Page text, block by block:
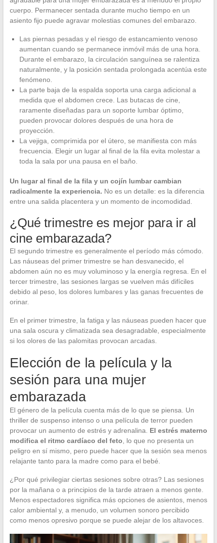
cuerpo. Permanecer sentada durante mucho tiempo en un
asiento fijo puede agravar molestias comunes del embarazo.
Las piernas pesadas y el riesgo de estancamiento venoso
aumentan cuando se permanece inmóvil más de una hora.
Durante el embarazo, la circulación sanguínea se ralentiza
naturalmente, y la posición sentada prolongada acentúa este
fenómeno.
La parte baja de la espalda soporta una carga adicional a
medida que el abdomen crece. Las butacas de cine,
raramente diseñadas para un soporte lumbar óptimo,
pueden provocar dolores después de una hora de
proyección.
La vejiga, comprimida por el útero, se manifiesta con más
frecuencia. Elegir un lugar al final de la fila evita molestar a
toda la sala por una pausa en el baño.
Un lugar al final de la fila y un cojín lumbar cambian
radicalmente la experiencia. No es un detalle: es la diferencia
entre una salida placentera y un momento de incomodidad.
¿Qué trimestre es mejor para ir al
cine embarazada?
El segundo trimestre es generalmente el período más cómodo.
Las náuseas del primer trimestre se han desvanecido, el
abdomen aún no es muy voluminoso y la energía regresa. En el
tercer trimestre, las sesiones largas se vuelven más difíciles
debido al peso, los dolores lumbares y las ganas frecuentes de
orinar.
En el primer trimestre, la fatiga y las náuseas pueden hacer que
una sala oscura y climatizada sea desagradable, especialmente
si los olores de las palomitas provocan arcadas.
Elección de la película y la
sesión para una mujer
embarazada
El género de la película cuenta más de lo que se piensa. Un
thriller de suspenso intenso o una película de terror pueden
provocar un aumento de estrés y adrenalina. El estrés materno
modifica el ritmo cardíaco del feto , lo que no presenta un
peligro en sí mismo, pero puede hacer que la sesión sea menos
relajante tanto para la madre como para el bebé.
¿Por qué privilegiar ciertas sesiones sobre otras? Las sesiones
por la mañana o a principios de la tarde atraen a menos gente.
Menos espectadores significa más opciones de asientos, menos
calor ambiental y, a menudo, un volumen sonoro percibido
como menos opresivo porque se puede alejar de los altavoces.